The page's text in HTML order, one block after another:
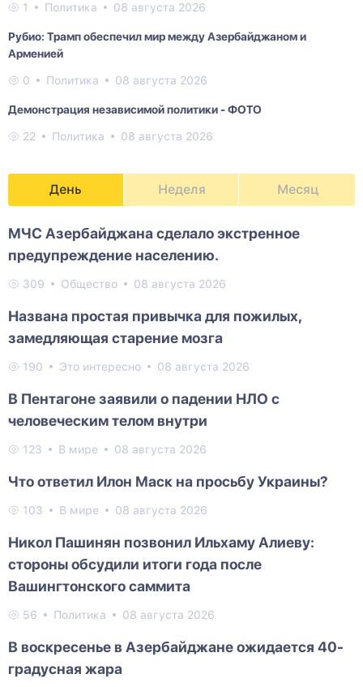
1 Политика 08 августа 2026
Рубио: Трамп обеспечил мир между Азербайджаном и
Арменией
0 Политика 08 августа 2026
Демонстрация независимой политики - ФОТО
22 Политика 08 августа 2026
День Неделя Месяц
МЧС Азербайджана сделало экстренное
предупреждение населению.
309 Общество 08 августа 2026
Названа простая привычка для пожилых,
замедляющая старение мозга
190 Это интересно 08 августа 2026
В Пентагоне заявили о падении НЛО с
человеческим телом внутри
123 В мире 08 августа 2026
Что ответил Илон Маск на просьбу Украины?
103 В мире 08 августа 2026
Никол Пашинян позвонил Ильхаму Алиеву:
стороны обсудили итоги года после
Вашингтонского саммита
56 Политика 08 августа 2026
В воскресенье в Азербайджане ожидается 40-
градусная жара